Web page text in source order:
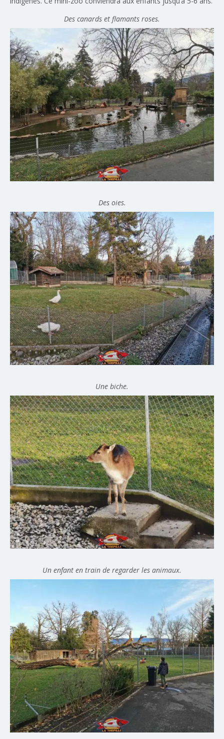
Des canards et flamants roses.
Des oies.
Une biche.
Un enfant en train de regarder les animaux.